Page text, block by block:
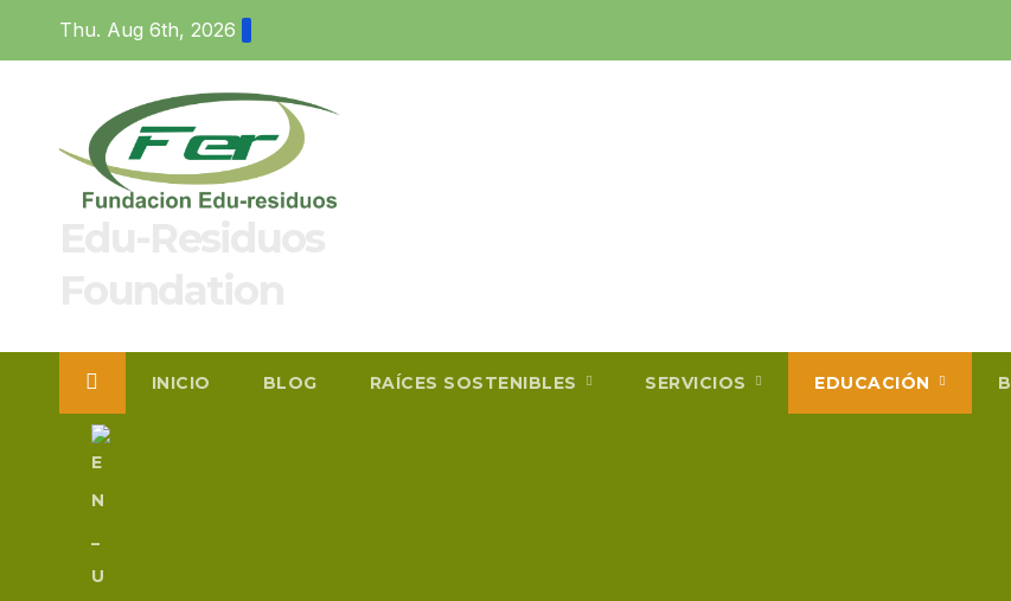
Thu. Aug 6th, 2026
INICIO BLOG RAÍCES SOSTENIBLES SERVICIOS EDUCACIÓN